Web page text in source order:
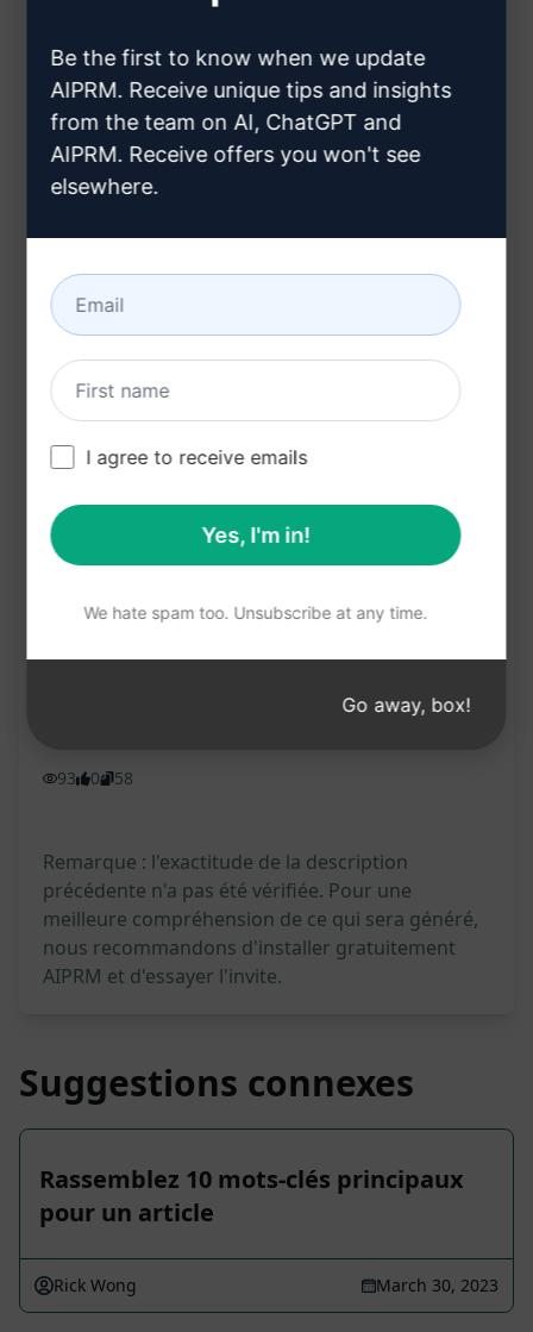
performance en ligne
Contenu optimisé pour une meilleure visibilité
et une plus grande portée
Augmentation du trafic qualifié et de la
conversion sur le site
de recherche
Augmentation du trafic organique
en ligne
Stratégie SEO avancée pour stimuler la
Réalisation d'articles de haute qualité
conformes aux standards de Google
93 0 58
Remarque : l'exactitude de la description
précédente n'a pas été vérifiée. Pour une
meilleure compréhension de ce qui sera généré,
nous recommandons d'installer gratuitement
AIPRM et d'essayer l'invite.
Suggestions connexes
Rassemblez 10 mots-clés principaux
pour un article
Rick Wong March 30, 2023
Be the first to know when we update
AIPRM. Receive unique tips and insights
from the team on AI, ChatGPT and
AIPRM. Receive offers you won't see
elsewhere.
I agree to receive emails
Yes, I'm in!
We hate spam too. Unsubscribe at any time.
Go away, box!